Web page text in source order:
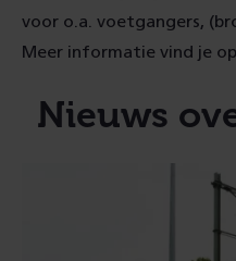
voor o.a. voetgangers,
Meer informatie vind je
Nieuws